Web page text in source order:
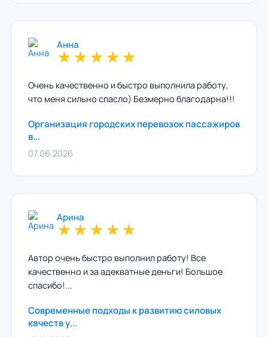
Анна
★★★★★
Очень качественно и быстро выполнила работу,
что меня сильно спасло) Безмерно благодарна!!!
Организация городских перевозок пассажиров
в...
07.06.2026
Арина
★★★★★
Автор очень быстро выполнил работу! Все
качественно и за адекватные деньги! Большое
спасибо!...
Современные подходы к развитию силовых
качеств у...